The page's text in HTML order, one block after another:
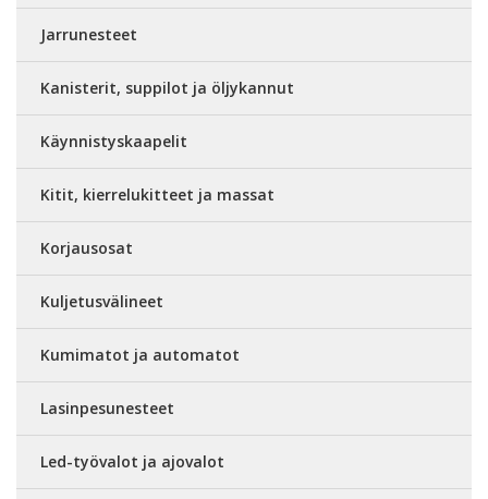
Jarrunesteet
Kanisterit, suppilot ja öljykannut
Käynnistyskaapelit
Kitit, kierrelukitteet ja massat
Korjausosat
Kuljetusvälineet
Kumimatot ja automatot
Lasinpesunesteet
Led-työvalot ja ajovalot